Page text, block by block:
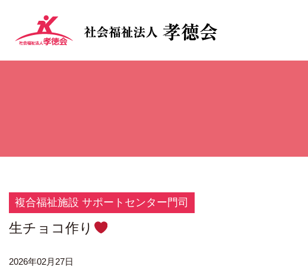
複合福祉施設 サポートセンター門司
生チョコ作り
2026年02月27日